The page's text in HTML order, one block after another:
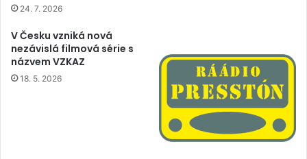
24. 7. 2026
V Česku vzniká nová
nezávislá filmová série s
názvem VZKAZ
18. 5. 2026